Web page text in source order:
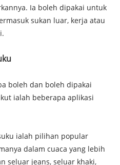
Ia boleh dipakai untuk
sukan luar, kerja atau
boleh dan boleh dipakai
ialah beberapa aplikasi
ialah pilihan popular
dalam cuaca yang lebih
seluar jeans, seluar khaki,